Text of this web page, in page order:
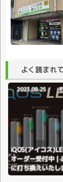
よく読まれ
iQOS(アイコス
オーダー受付中｜
に打ち換えいたし
イトの色変更♪全
2023.08.25 /